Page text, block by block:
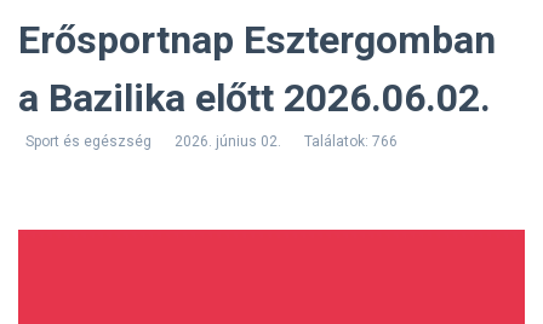
Erősportnap Esztergomban
a Bazilika előtt 2026.06.02.
Sport és egészség 2026. június 02. Találatok: 766